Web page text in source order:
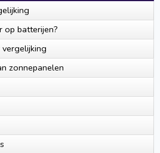
op batterijen?
zonnepanelen